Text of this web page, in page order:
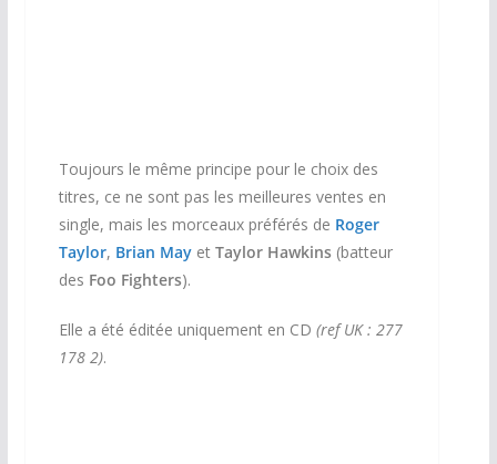
Toujours le même principe pour le choix des
titres, ce ne sont pas les meilleures ventes en
single, mais les morceaux préférés de Roger
Taylor, Brian Mayet Taylor Hawkins(batteur
des Foo Fighters).
Elle a été éditée uniquement en CD (ref UK : 277
178 2).